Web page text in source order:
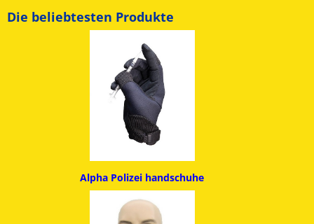
Die beliebtesten Produkte
Alpha Polizei handschuhe